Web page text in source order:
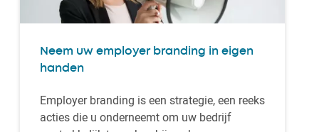
Neem uw employer branding in eigen
handen
Employer branding is een strategie, een reeks
acties die u onderneemt om uw bedrijf